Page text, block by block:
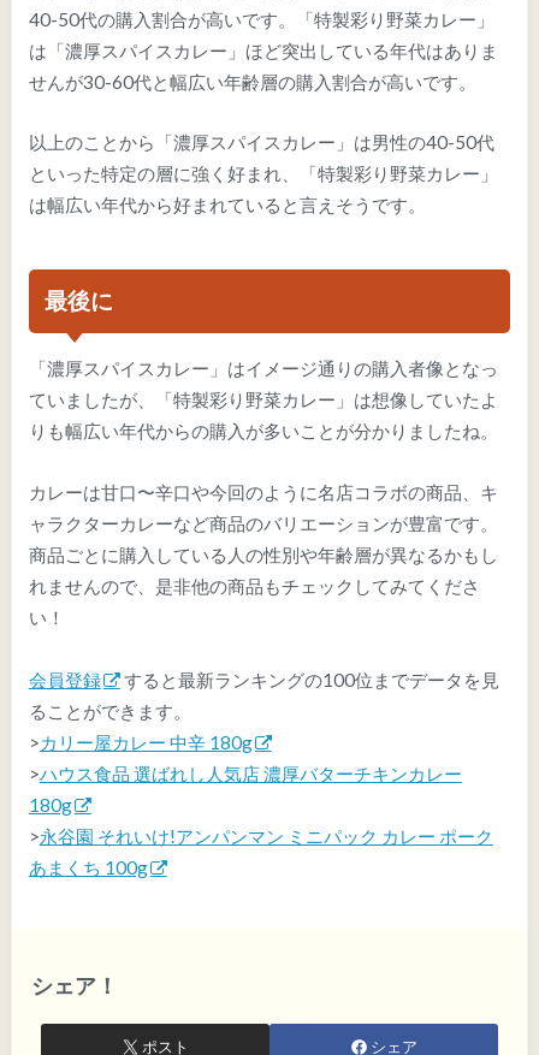
40-50代の購入割合が高いです。「特製彩り野菜カレー」
は「濃厚スパイスカレー」ほど突出している年代はありま
せんが30-60代と幅広い年齢層の購入割合が高いです。
以上のことから「濃厚スパイスカレー」は男性の40-50代
といった特定の層に強く好まれ、「特製彩り野菜カレー」
は幅広い年代から好まれていると言えそうです。
最後に
「濃厚スパイスカレー」はイメージ通りの購入者像となっ
ていましたが、「特製彩り野菜カレー」は想像していたよ
りも幅広い年代からの購入が多いことが分かりましたね。
カレーは甘口〜辛口や今回のように名店コラボの商品、キ
ャラクターカレーなど商品のバリエーションが豊富です。
商品ごとに購入している人の性別や年齢層が異なるかもし
れませんので、是非他の商品もチェックしてみてくださ
い！
会員登録
すると最新ランキングの100位までデータを見
ることができます。
>カリー屋カレー 中辛 180g
>ハウス食品 選ばれし人気店 濃厚バターチキンカレー
180g
>永谷園 それいけ!アンパンマン ミニパック カレー ポーク
あまくち 100g
シェア！
ポスト シェア